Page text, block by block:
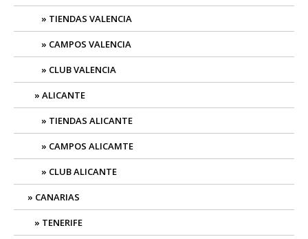
TIENDAS VALENCIA
CAMPOS VALENCIA
CLUB VALENCIA
ALICANTE
TIENDAS ALICANTE
CAMPOS ALICAMTE
CLUB ALICANTE
CANARIAS
TENERIFE